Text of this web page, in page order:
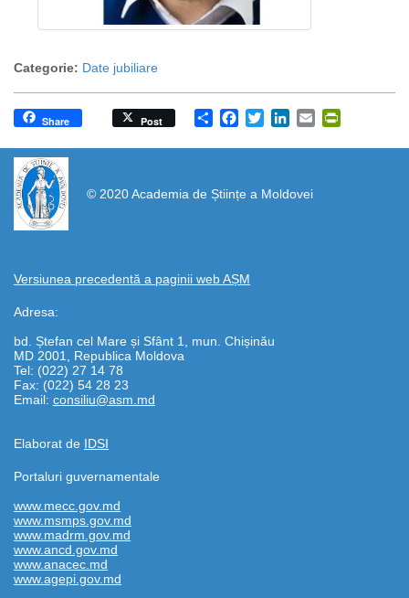
Categorie: Date jubiliare
Share
Share Post Facebook
TwitterLinkedIn
Email
© 2020 Academia de Științe a Moldovei
Versiunea precedentă a paginii web AȘM
Adresa:
bd. Ștefan cel Mare și Sfânt 1, mun. Chișinău
MD 2001, Republica Moldova
Tel: (022) 27 14 78
Fax: (022) 54 28 23
Email: consiliu@asm.md
Elaborat de IDSI
https://propletenie.ru/
Portaluri guvernamentale
www.mecc.gov.md
www.msmps.gov.md
www.madrm.gov.md
www.ancd.gov.md
www.anacec.md
www.agepi.gov.md